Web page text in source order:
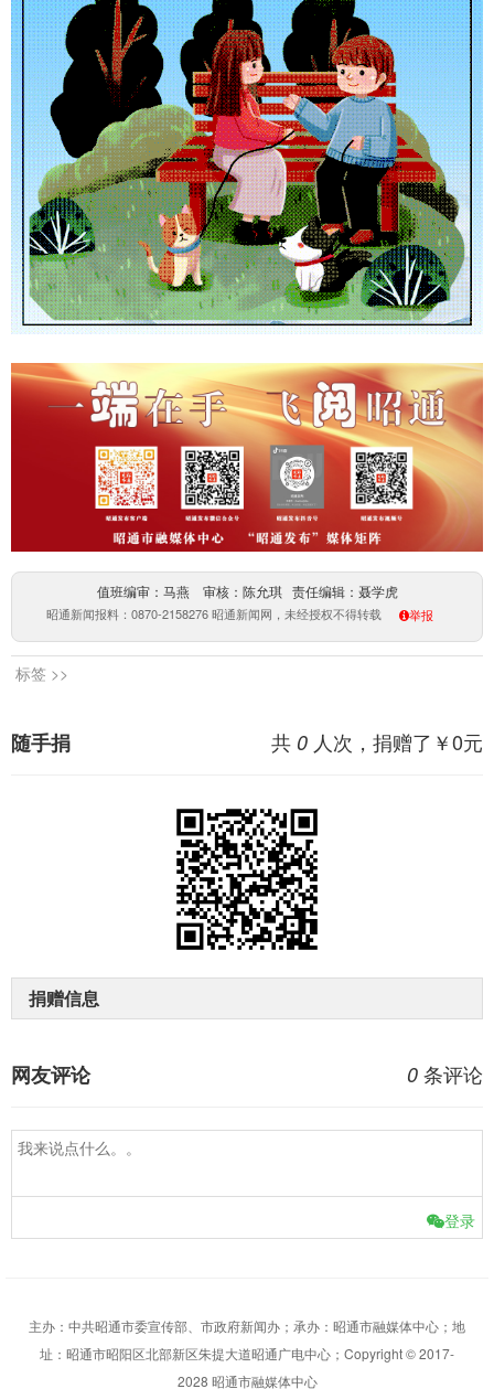
值班编审：马燕 审核：陈允琪 责任编辑：聂学虎
昭通新闻报料：0870-2158276 昭通新闻网，未经授权不得转载 举报
标签 >>
共 0 人次，捐赠了￥0元
随手捐
捐赠信息
0 条评论
网友评论
登录
主办：中共昭通市委宣传部、市政府新闻办；承办：昭通市融媒体中心；地
址：昭通市昭阳区北部新区朱提大道昭通广电中心；Copyright © 2017-
2028 昭通市融媒体中心